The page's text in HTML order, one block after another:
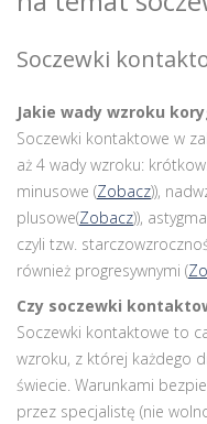
Soczewki
Jakie wady wzroku
Soczewki kontaktowe w
aż 4 wady wzroku:
minusowe (Zobacz)),
plusowe(Zobacz)),
czyli tzw.
również progresywnymi (
Czy soczewki
Soczewki kontaktowe to
wzroku, z której każdego
świecie. Warunkami
przez specjalistę (nie